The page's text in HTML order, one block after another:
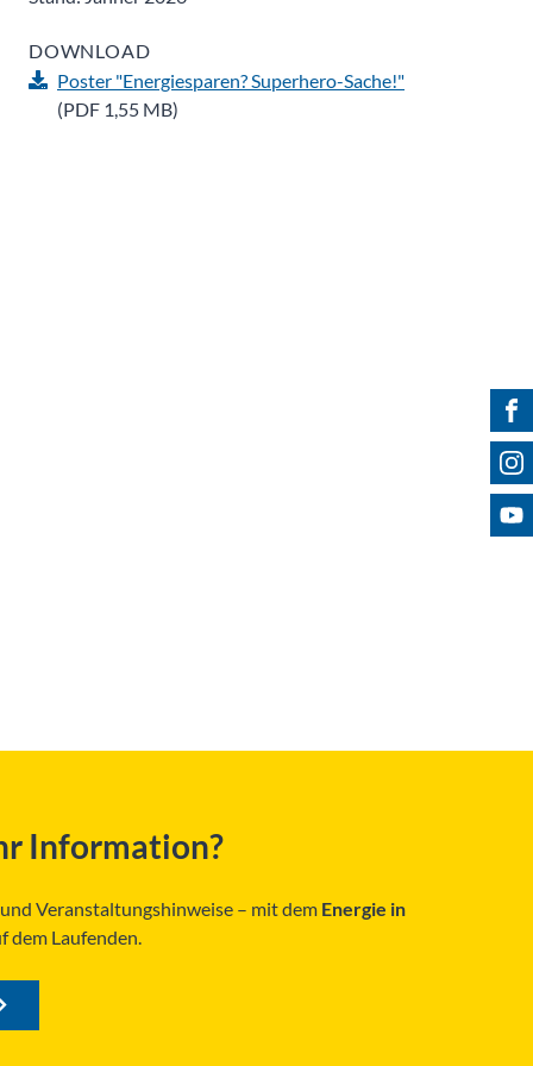
DOWNLOAD
Poster "Energiesparen? Superhero-Sache!"
(PDF 1,55 MB)
Information?
Veranstaltungshinweise – mit dem Energie in
dem Laufenden.